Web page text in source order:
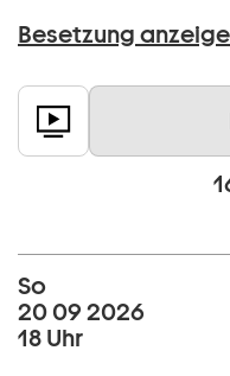
Besetzung
So
20 09 2026
18 Uhr